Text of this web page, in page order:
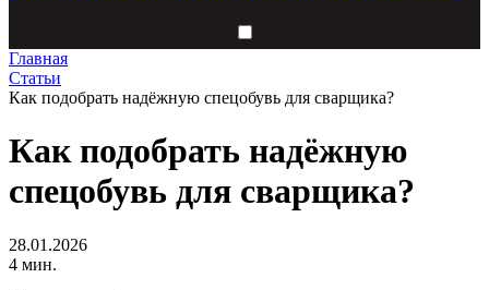
Главная
Статьи
Как подобрать надёжную спецобувь для сварщика?
Как подобрать надёжную
спецобувь для сварщика?
28.01.2026
4 мин.